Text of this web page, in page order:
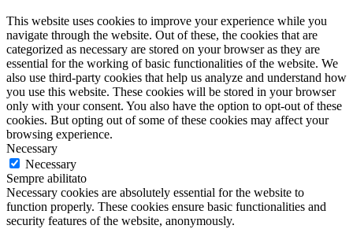
This website uses cookies to improve your experience while you
navigate through the website. Out of these, the cookies that are
categorized as necessary are stored on your browser as they are
essential for the working of basic functionalities of the website. We
also use third-party cookies that help us analyze and understand how
you use this website. These cookies will be stored in your browser
only with your consent. You also have the option to opt-out of these
cookies. But opting out of some of these cookies may affect your
browsing experience.
Necessary
Necessary
Sempre abilitato
Necessary cookies are absolutely essential for the website to
function properly. These cookies ensure basic functionalities and
security features of the website, anonymously.